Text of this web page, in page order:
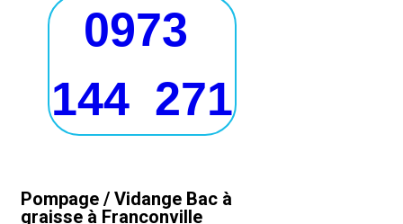
0973
144 271
Pompage / Vidange Bac à
graisse à Franconville